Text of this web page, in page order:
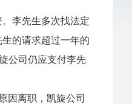
李先生多次找法定
的请求超过一年的
公司仍应支付李先
因离职，凯旋公司